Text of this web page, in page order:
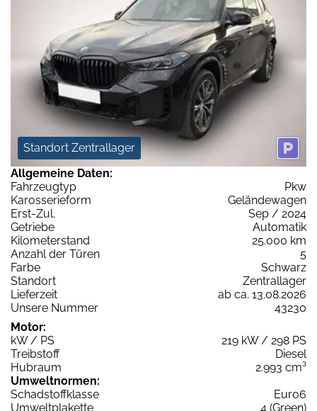
Standort Zentrallager
Allgemeine Daten:
Fahrzeugtyp
Pkw
Karosserieform
Geländewagen
Erst-Zul.
Sep / 2024
Getriebe
Automatik
Kilometerstand
25.000 km
Anzahl der Türen
5
Farbe
Schwarz
Standort
Zentrallager
Lieferzeit
ab ca. 13.08.2026
Unsere Nummer
43230
Motor:
kW / PS
219 kW / 298 PS
Treibstoff
Diesel
Hubraum
2.993 cm³
Umweltnormen:
Schadstoffklasse
Euro6
Umweltplakette
4 (Green)